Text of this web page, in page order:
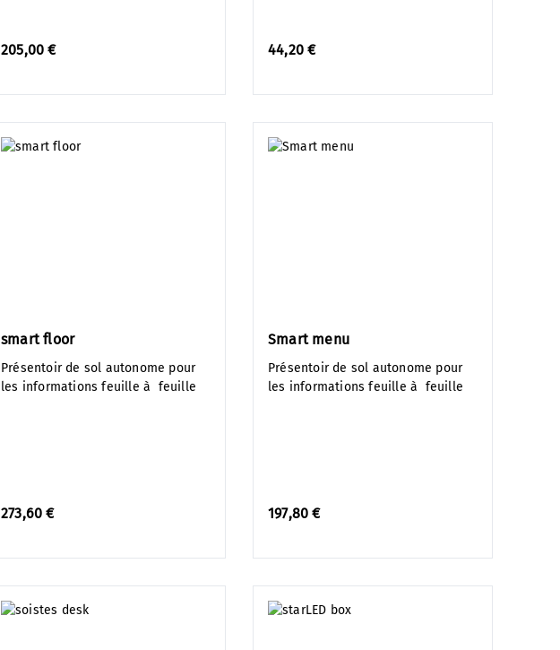
205,00 € 44,20 €
smart floor
Présentoir de sol autonome pour
les informations feuille à feuille
273,60 €
Smart menu
Présentoir de sol autonome pour
les informations feuille à feuille
197,80 €